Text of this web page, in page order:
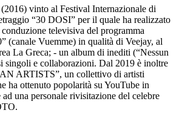
vinto al Festival Internazionale di
“30 DOSI” per il quale ha realizzato
televisiva del programma
(canale Vuemme) in qualità di Veejay, al
La Greca; - un album di inediti (“Nessun
singoli e collaborazioni. Dal 2019 è inoltre
ARTISTS”, un collettivo di artisti
ha ottenuto popolarità su YouTube in
una personale rivisitazione del celebre